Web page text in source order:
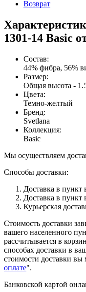
Возврат
1301-14 Basic
Состав:
44% фибра, 56%
Размер:
Общая высота -
Цвета:
Темно-желтый
Бренд:
Svetlana
Коллекция:
Basic
Мы осуществляем
Способы доставки:
Доставка в пункт
Доставка в
Курьерская
Стоимость доставки
вашего населенного
рассчитывается в
способах доставки в
стоимости доставки вы
оплате".
Банковской картой